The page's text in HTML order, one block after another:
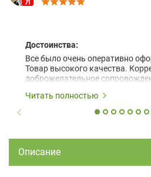
Достоинства:
Все было очень оперативно
Товар высокого качества.
доброжелательное
Читать полностью
Описание